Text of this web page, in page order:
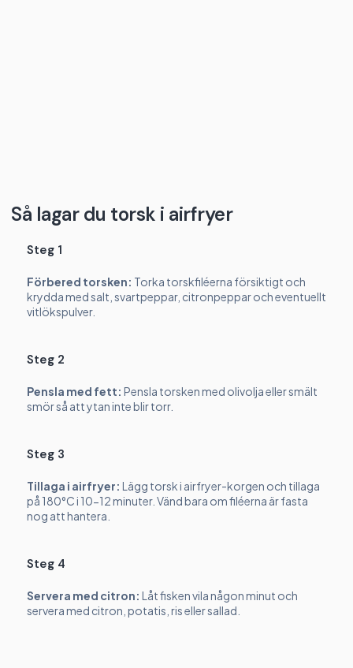
Så lagar du torsk i airfryer
Steg 1
Förbered torsken: Torka torskfiléerna försiktigt och
krydda med salt, svartpeppar, citronpeppar och eventuellt
vitlökspulver.
Steg 2
Pensla med fett: Pensla torsken med olivolja eller smält
smör så att ytan inte blir torr.
Steg 3
Tillaga i airfryer: Lägg torsk i airfryer-korgen och tillaga
på 180°C i 10-12 minuter. Vänd bara om filéerna är fasta
nog att hantera.
Steg 4
Servera med citron: Låt fisken vila någon minut och
servera med citron, potatis, ris eller sallad.